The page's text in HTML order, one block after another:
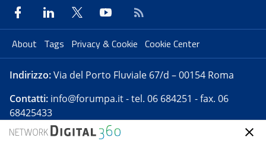
About Tags Privacy & Cookie Cookie Center
Indirizzo:Via del Porto Fluviale 67/d – 00154 Roma
Contatti: info@forumpa.it- tel. 06 684251 - fax. 06
68425433